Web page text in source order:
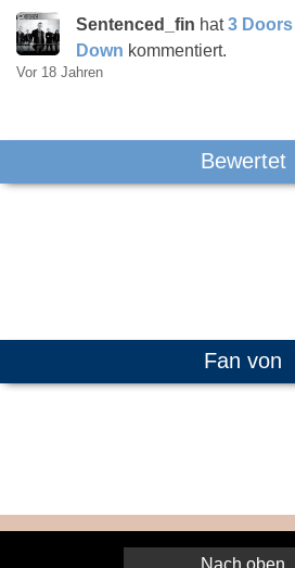
Sentenced_fin hat3
Down kommentiert.
Vor 18 Jahren
Bewertet
Fan von
Nach oben